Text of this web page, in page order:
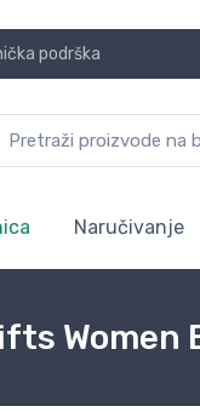
podrška
Naručivanje
Women